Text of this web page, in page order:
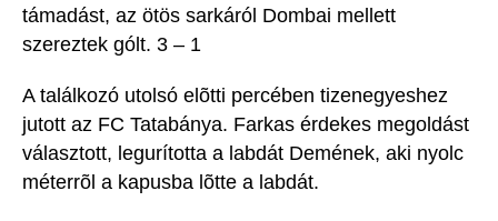
támadást, az ötös sarkáról Dombai mellett
szereztek gólt. 3 – 1
A találkozó utolsó elõtti percében tizenegyeshez
jutott az FC Tatabánya. Farkas érdekes megoldást
választott, legurította a labdát Demének, aki nyolc
méterrõl a kapusba lõtte a labdát.